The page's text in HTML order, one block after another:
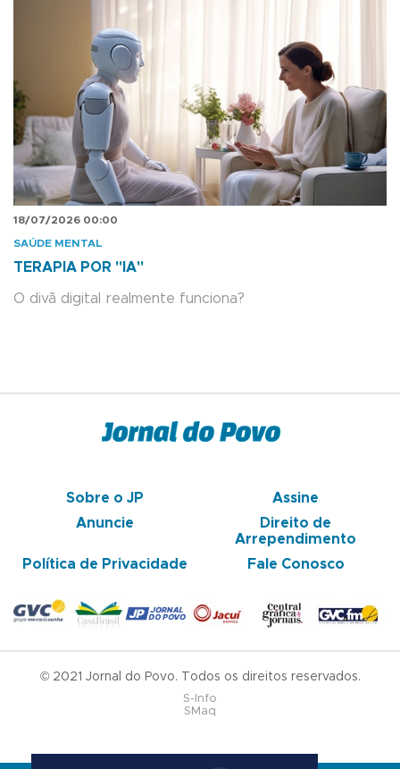
18/07/2026 00:00
SAÚDE MENTAL
TERAPIA POR "IA"
O divã digital realmente funciona?
Sobre o JP
Assine
Anuncie
Direito de
Arrependimento
Política de Privacidade
Fale Conosco
© 2021 Jornal do Povo. Todos os direitos reservados.
S-Info
SMaq